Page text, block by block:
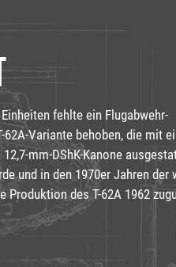
fehlte ein Flugabwehr-
Variante behoben, die mit
mm-DShK-Kanone
und in den 1970er Jahren
Produktion des T-62A 1962